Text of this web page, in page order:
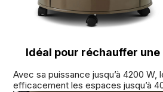
Idéal pour réchauffer
Avec sa puissance jusqu’à 4200 W,
efficacement les espaces jusqu’à